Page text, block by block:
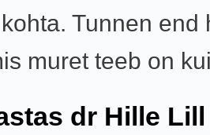
Tunnen end
muret teeb on
dr Hille Lill